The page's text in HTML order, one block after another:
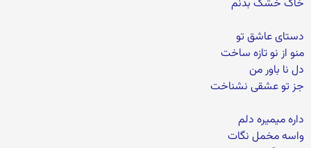
خاک خشک بدنم
دستای عاشق تو
منو از نو تازه ساخت
دل نا باور من
جز تو عشقی نشناخت
داره میمیره دلم
واسه مخمل نگات